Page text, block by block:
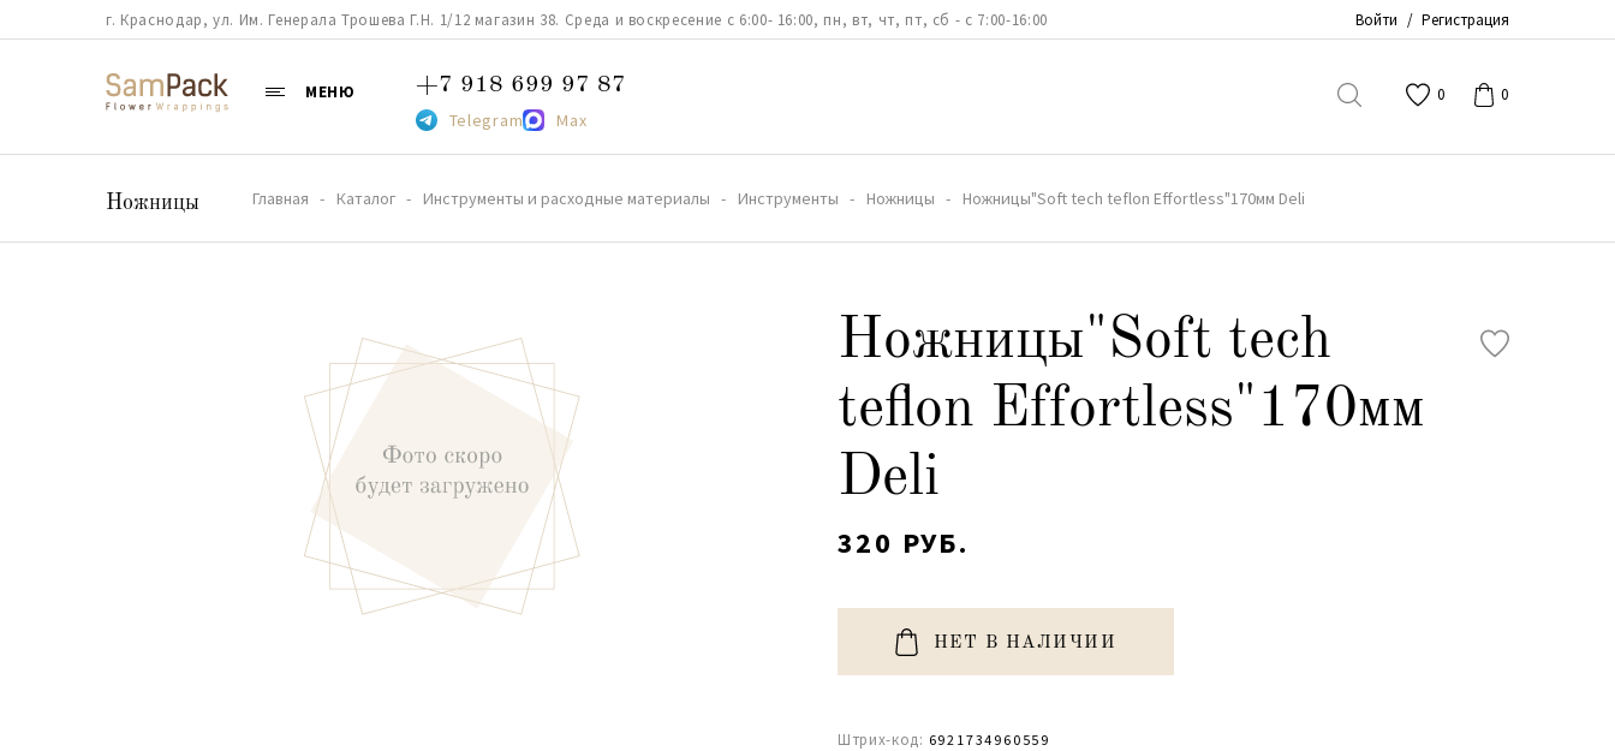
г. Краснодар, ул. Им. Генерала Трошева Г.Н. 1/12 магазин 38. Среда и воскресение с 6:00- 16:00, пн, вт, чт, пт, сб - с 7:00-16:00 Войти / Регистрация
МЕНЮ +7 918 699 97 87
Telegram Max
0 0
Ножницы Главная Каталог Инструменты и расходные материалы Инструменты Ножницы Ножницы"Soft tech teflon Effortless"170мм Deli
Ножницы"Soft tech
teflon Effortless"170мм
Deli
320 РУБ.
НЕТ В НАЛИЧИИ
Штрих-код: 6921734960559